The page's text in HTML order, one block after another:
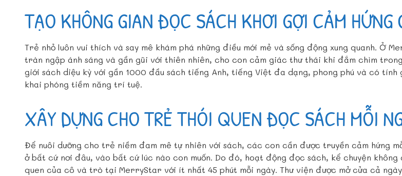
TẠO KHÔNG GIAN ĐỌC SÁCH KHƠI GỢI CẢM HỨNG
Trẻ nhỏ luôn vui thích và say mê khám phá những điều mới mẻ và sống động xung quanh. Ở
tràn ngập ánh sáng và gần gũi với thiên nhiên, cho con cảm giác thư thái khi đắm chìm
giới sách diệu kỳ với gần 1000 đầu sách tiếng Anh, tiếng Việt đa dạng, phong phú và có
khai phóng tiềm năng trí tuệ.
XÂY DỰNG CHO TRẺ THÓI QUEN ĐỌC SÁCH MỖI
Để nuôi dưỡng cho trẻ niềm đam mê tự nhiên với sách, các con cần được truyền cảm hứng
ở bất cứ nơi đâu, vào bất cứ lúc nào con muốn. Do đó, hoạt động đọc sách, kể chuyện
quen của cô và trò tại MerryStar với ít nhất 45 phút mỗi ngày. Thư viện được mở cửa cả